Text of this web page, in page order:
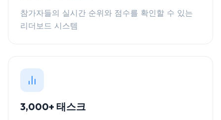
참가자들의 실시간 순위와 점수를 확인할 수 있는
리더보드 시스템
3,000+ 태스크